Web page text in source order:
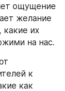
ощущение
желание
их
на нас.
к
как